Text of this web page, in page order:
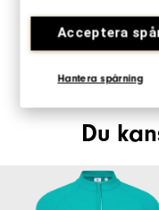
Acceptera
Hantera spårning
Du